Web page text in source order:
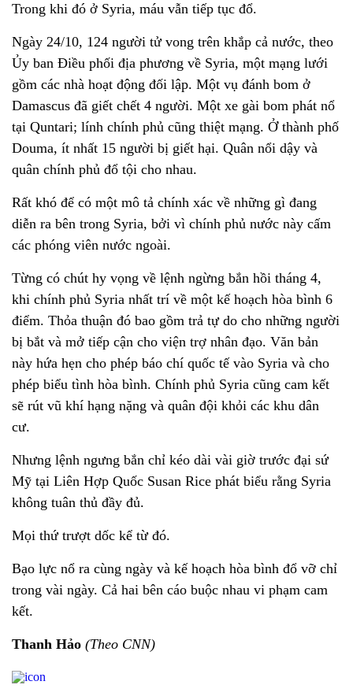
Trong khi đó ở Syria, máu vẫn tiếp tục đổ.
Ngày 24/10, 124 người tử vong trên khắp cả nước, theo
Ủy ban Điều phối địa phương về Syria, một mạng lưới
gồm các nhà hoạt động đối lập. Một vụ đánh bom ở
Damascus đã giết chết 4 người. Một xe gài bom phát nổ
tại Quntari; lính chính phủ cũng thiệt mạng. Ở thành phố
Douma, ít nhất 15 người bị giết hại. Quân nổi dậy và
quân chính phủ đổ tội cho nhau.
Rất khó để có một mô tả chính xác về những gì đang
diễn ra bên trong Syria, bởi vì chính phủ nước này cấm
các phóng viên nước ngoài.
Từng có chút hy vọng về lệnh ngừng bắn hồi tháng 4,
khi chính phủ Syria nhất trí về một kế hoạch hòa bình 6
điểm. Thỏa thuận đó bao gồm trả tự do cho những người
bị bắt và mở tiếp cận cho viện trợ nhân đạo. Văn bản
này hứa hẹn cho phép báo chí quốc tế vào Syria và cho
phép biểu tình hòa bình. Chính phủ Syria cũng cam kết
sẽ rút vũ khí hạng nặng và quân đội khỏi các khu dân
cư.
Nhưng lệnh ngưng bắn chỉ kéo dài vài giờ trước đại sứ
Mỹ tại Liên Hợp Quốc Susan Rice phát biểu rằng Syria
không tuân thủ đầy đủ.
Mọi thứ trượt dốc kể từ đó.
Bạo lực nổ ra cùng ngày và kế hoạch hòa bình đổ vỡ chỉ
trong vài ngày. Cả hai bên cáo buộc nhau vi phạm cam
kết.
Thanh Hảo (Theo CNN)